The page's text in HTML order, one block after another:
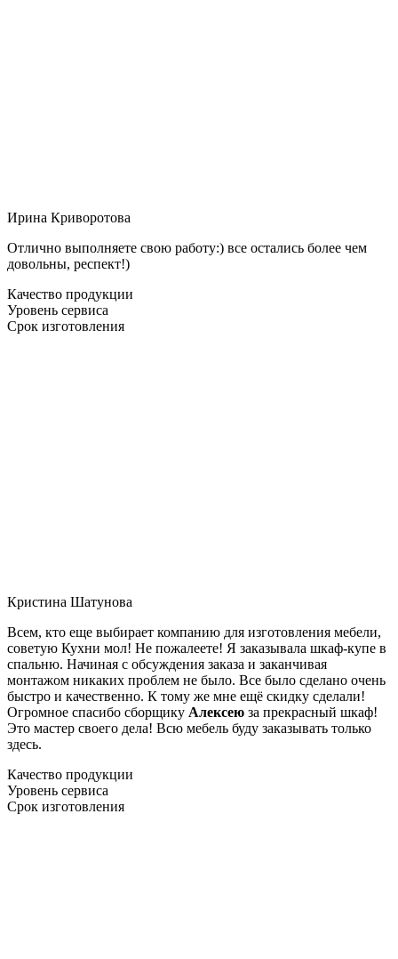
Ирина Криворотова
Отлично выполняете свою работу:) все остались более чем
довольны, респект!)
Качество продукции
Уровень сервиса
Срок изготовления
Кристина Шатунова
Всем, кто еще выбирает компанию для изготовления мебели,
советую Кухни мол! Не пожалеете! Я заказывала шкаф-купе в
спальню. Начиная с обсуждения заказа и заканчивая
монтажом никаких проблем не было. Все было сделано очень
быстро и качественно. К тому же мне ещё скидку сделали!
Огромное спасибо сборщику Алексею за прекрасный шкаф!
Это мастер своего дела! Всю мебель буду заказывать только
здесь.
Качество продукции
Уровень сервиса
Срок изготовления